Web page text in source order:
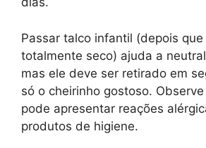
Passar talco infantil (depois
totalmente seco) ajuda a
mas ele deve ser retirado em
só o cheirinho gostoso.
pode apresentar reações
produtos de higiene.